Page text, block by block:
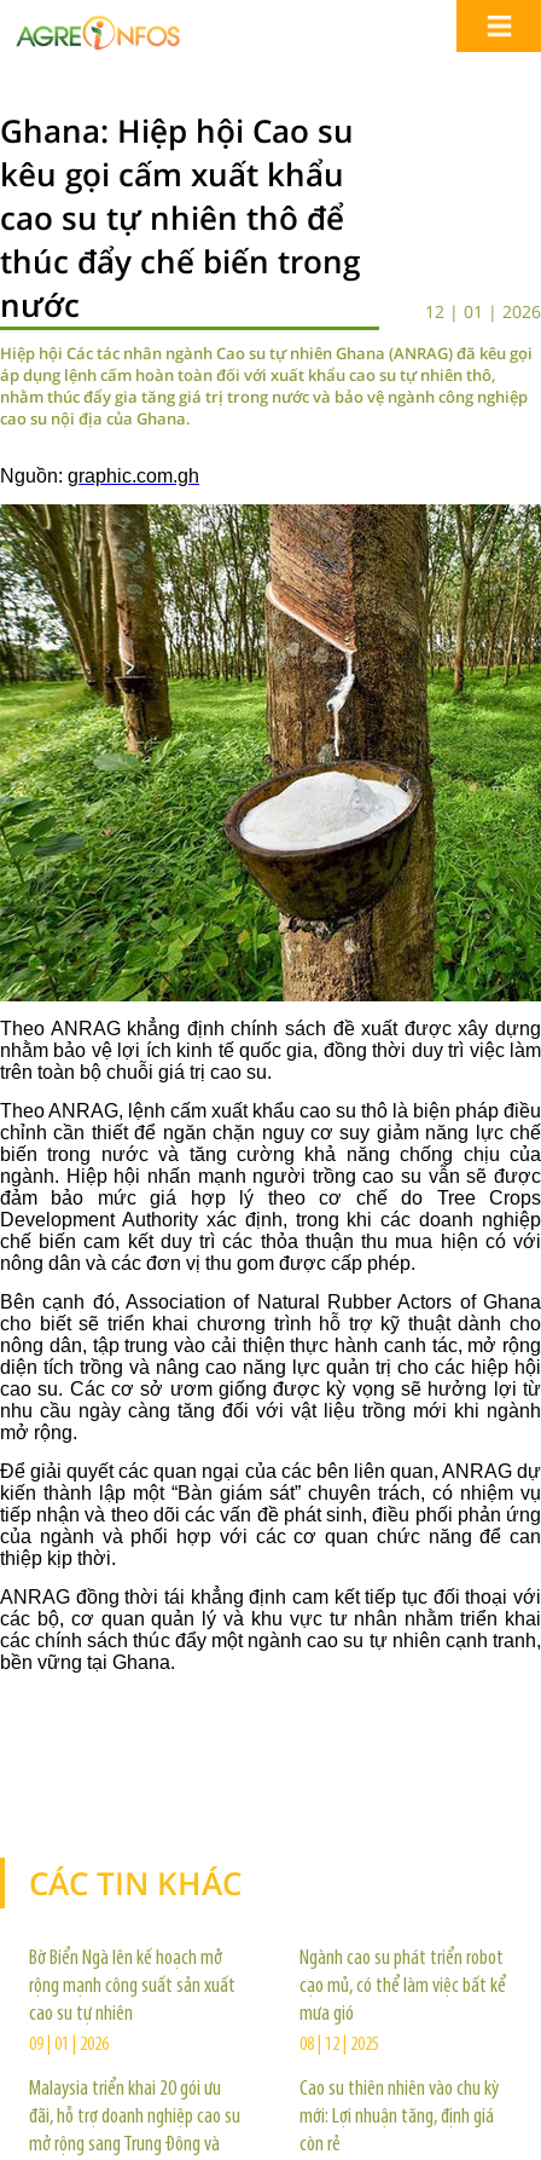
Ghana: Hiệp hội Cao su
kêu gọi cấm xuất khẩu
cao su tự nhiên thô để
thúc đẩy chế biến trong
nước
12 | 01 | 2026
Hiệp hội Các tác nhân ngành Cao su tự nhiên Ghana (ANRAG) đã kêu gọi
áp dụng lệnh cấm hoàn toàn đối với xuất khẩu cao su tự nhiên thô,
nhằm thúc đẩy gia tăng giá trị trong nước và bảo vệ ngành công nghiệp
cao su nội địa của Ghana.
Nguồn: graphic.com.gh
Theo ANRAG khẳng định chính sách đề xuất được xây dựng
nhằm bảo vệ lợi ích kinh tế quốc gia, đồng thời duy trì việc làm
trên toàn bộ chuỗi giá trị cao su.
Theo ANRAG, lệnh cấm xuất khẩu cao su thô là biện pháp điều
chỉnh cần thiết để ngăn chặn nguy cơ suy giảm năng lực chế
biến trong nước và tăng cường khả năng chống chịu của
ngành. Hiệp hội nhấn mạnh người trồng cao su vẫn sẽ được
đảm bảo mức giá hợp lý theo cơ chế do Tree Crops
Development Authority xác định, trong khi các doanh nghiệp
chế biến cam kết duy trì các thỏa thuận thu mua hiện có với
nông dân và các đơn vị thu gom được cấp phép.
Bên cạnh đó, Association of Natural Rubber Actors of Ghana
cho biết sẽ triển khai chương trình hỗ trợ kỹ thuật dành cho
nông dân, tập trung vào cải thiện thực hành canh tác, mở rộng
diện tích trồng và nâng cao năng lực quản trị cho các hiệp hội
cao su. Các cơ sở ươm giống được kỳ vọng sẽ hưởng lợi từ
nhu cầu ngày càng tăng đối với vật liệu trồng mới khi ngành
mở rộng.
Để giải quyết các quan ngại của các bên liên quan, ANRAG dự
kiến thành lập một “Bàn giám sát” chuyên trách, có nhiệm vụ
tiếp nhận và theo dõi các vấn đề phát sinh, điều phối phản ứng
của ngành và phối hợp với các cơ quan chức năng để can
thiệp kịp thời.
ANRAG đồng thời tái khẳng định cam kết tiếp tục đối thoại với
các bộ, cơ quan quản lý và khu vực tư nhân nhằm triển khai
các chính sách thúc đẩy một ngành cao su tự nhiên cạnh tranh,
bền vững tại Ghana.
CÁC TIN KHÁC
Bờ Biển Ngà lên kế hoạch mở
rộng mạnh công suất sản xuất
cao su tự nhiên
09 | 01 | 2026
Malaysia triển khai 20 gói ưu
đãi, hỗ trợ doanh nghiệp cao su
mở rộng sang Trung Đông và
Ngành cao su phát triển robot
cạo mủ, có thể làm việc bất kể
mưa gió
08 | 12 | 2025
Cao su thiên nhiên vào chu kỳ
mới: Lợi nhuận tăng, định giá
còn rẻ